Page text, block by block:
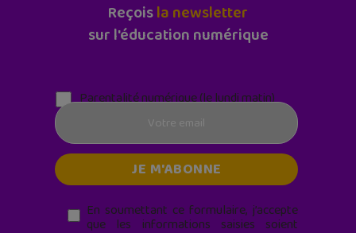
Reçoisla newsletter
sur l'éducation numérique
Parentalité numérique (le lundi matin)
En soumettant ce formulaire, j’accepte
que les informations saisies soient